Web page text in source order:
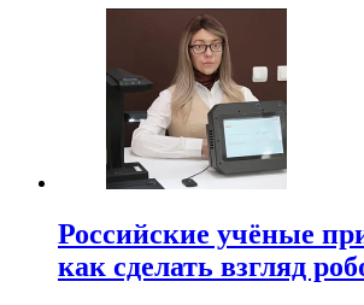
Российские учёные
как сделать взгляд